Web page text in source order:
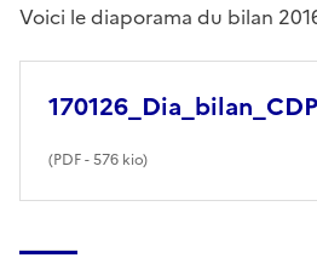
Voici le diaporama du bilan
(PDF- 576 kio)